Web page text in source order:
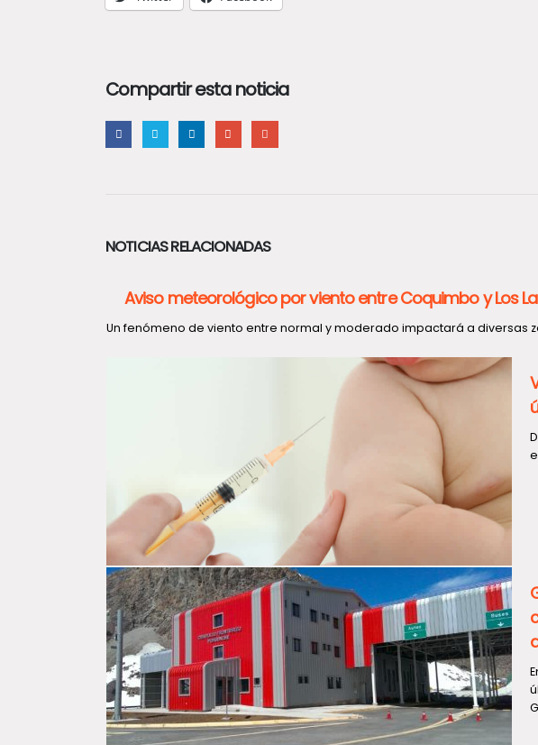
Compartir esta noticia
NOTICIAS RELACIONADAS
Aviso meteorológico por viento entre Coquimbo y Los
Un fenómeno de viento entre normal y moderado impactará a diversas